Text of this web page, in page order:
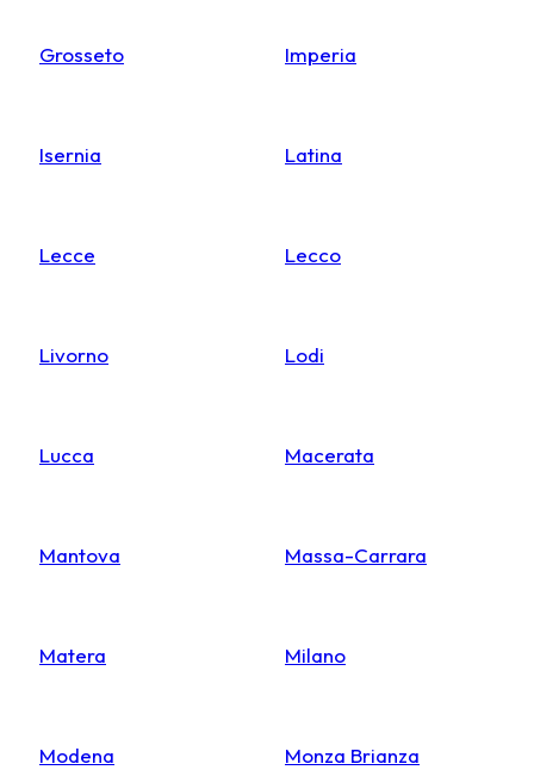
Grosseto Imperia
Isernia Latina
Lecce Lecco
Livorno Lodi
Lucca Macerata
Mantova Massa-Carrara
Matera Milano
Modena Monza Brianza